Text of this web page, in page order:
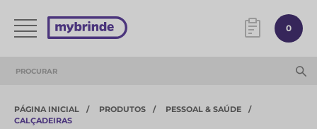
0
PÁGINA INICIAL PRODUTOS
PESSOAL & SAÚDE
CALÇADEIRAS